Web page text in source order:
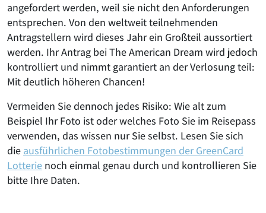
angefordert werden, weil sie nicht den Anforderungen
entsprechen. Von den weltweit teilnehmenden
Antragstellern wird dieses Jahr ein Großteil aussortiert
werden. Ihr Antrag bei The American Dream wird jedoch
kontrolliert und nimmt garantiert an der Verlosung teil:
Mit deutlich höheren Chancen!
Vermeiden Sie dennoch jedes Risiko: Wie alt zum
Beispiel Ihr Foto ist oder welches Foto Sie im Reisepass
verwenden, das wissen nur Sie selbst. Lesen Sie sich
die ausführlichen Fotobestimmungen der GreenCard
Lotterie noch einmal genau durch und kontrollieren Sie
bitte Ihre Daten.